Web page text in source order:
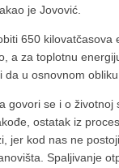
je Jovović.
650
a za toplotnu
u osnovnom
govori se i o
ostatak iz
jer kod nas ne
Spaljivanje